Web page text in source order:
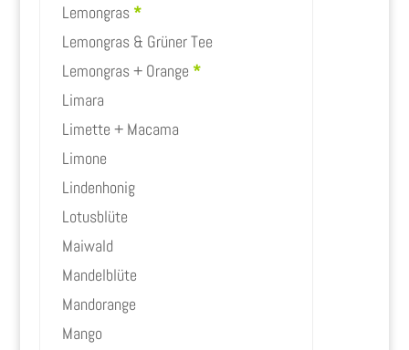
Lemongras *
Lemongras & Grüner Tee
Lemongras + Orange *
Limara
Limette + Macama
Limone
Lindenhonig
Lotusblüte
Maiwald
Mandelblüte
Mandorange
Mango